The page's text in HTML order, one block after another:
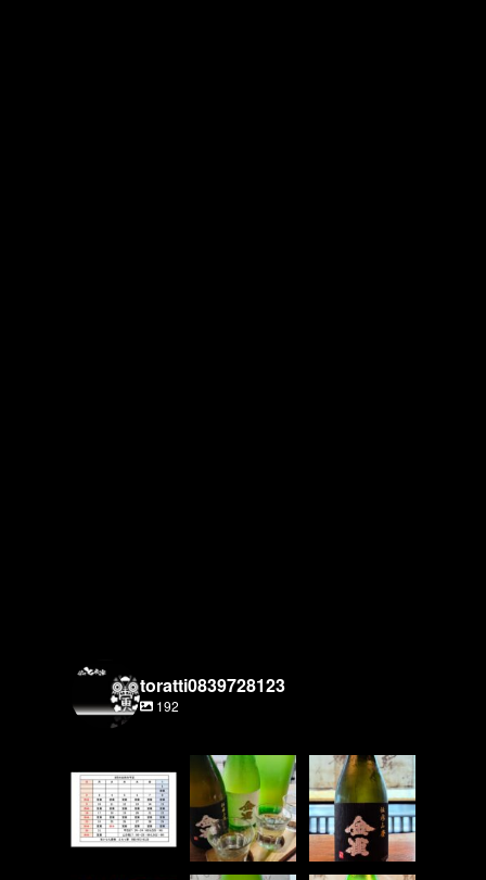
toratti0839728123
192
8月の営業カレン
ダーです！
25日は臨時休業で
すので、ご容赦く
ださい。...
期間限定！
金雀３種飲み比べ
セットやってま
す！
...
7 0
またまた金雀入荷
しました！
今回は 伝承山
廃 純米吟醸
...
0